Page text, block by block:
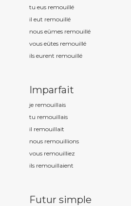
tu eus remouillé
il eut remouillé
nous eûmes remouillé
vous eûtes remouillé
ils eurent remouillé
Imparfait
je remouillais
tu remouillais
il remouillait
nous remouillions
vous remouilliez
ils remouillaient
Futur simple